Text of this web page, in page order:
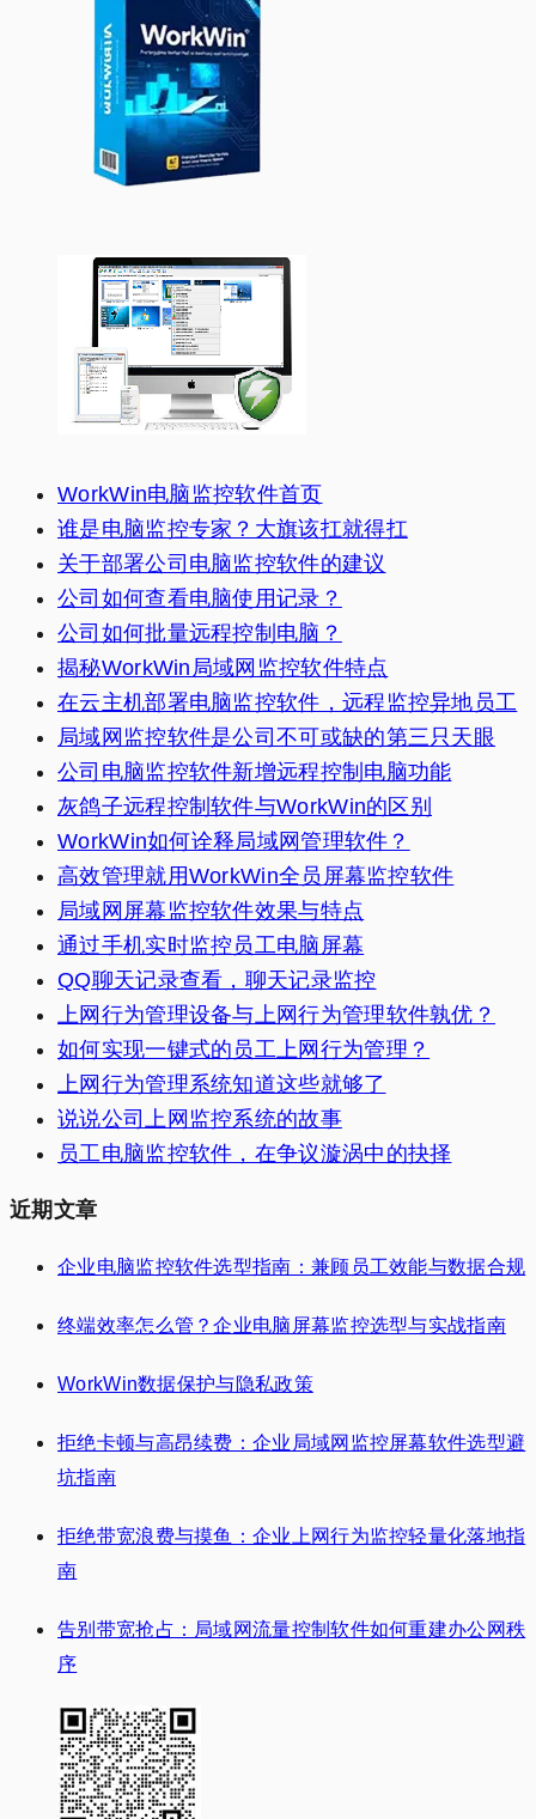
WorkWin电脑监控软件首页
谁是电脑监控专家？大旗该扛就得扛
关于部署公司电脑监控软件的建议
公司如何查看电脑使用记录？
公司如何批量远程控制电脑？
揭秘WorkWin局域网监控软件特点
在云主机部署电脑监控软件，远程监控异地员工
局域网监控软件是公司不可或缺的第三只天眼
公司电脑监控软件新增远程控制电脑功能
灰鸽子远程控制软件与WorkWin的区别
WorkWin如何诠释局域网管理软件？
高效管理就用WorkWin全员屏幕监控软件
局域网屏幕监控软件效果与特点
通过手机实时监控员工电脑屏幕
QQ聊天记录查看，聊天记录监控
上网行为管理设备与上网行为管理软件孰优？
如何实现一键式的员工上网行为管理？
上网行为管理系统知道这些就够了
说说公司上网监控系统的故事
员工电脑监控软件，在争议漩涡中的抉择
近期文章
企业电脑监控软件选型指南：兼顾员工效能与数据合规
终端效率怎么管？企业电脑屏幕监控选型与实战指南
WorkWin数据保护与隐私政策
拒绝卡顿与高昂续费：企业局域网监控屏幕软件选型避
坑指南
拒绝带宽浪费与摸鱼：企业上网行为监控轻量化落地指
南
告别带宽抢占：局域网流量控制软件如何重建办公网秩
序